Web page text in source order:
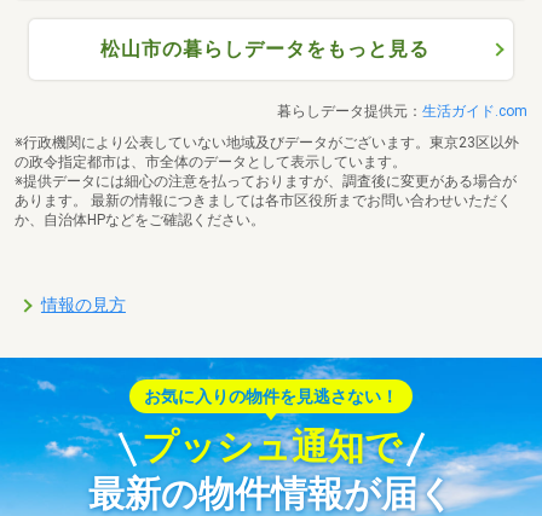
松山市の暮らしデータをもっと見る
暮らしデータ提供元： 生活ガイド.com
※行政機関により公表していない地域及びデータがございます。東京23区以外
の政令指定都市は、市全体のデータとして表示しています。
※提供データには細心の注意を払っておりますが、調査後に変更がある場合が
あります。 最新の情報につきましては各市区役所までお問い合わせいただく
か、自治体HPなどをご確認ください。
情報の見方
お気に入りの物件を見逃さない！
プッシュ通知で
最新の物件情報が届く